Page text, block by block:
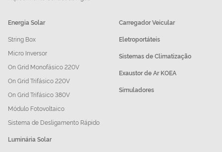
Energia Solar
String Box
Micro Inversor
On Grid Monofásico 220V
On Grid Trifásico 220V
On Grid Trifásico 380V
Módulo Fotovoltaico
Sistema de Desligamento Rápido
Luminária Solar
Carregador Veicular
Eletroportáteis
Sistemas de Climatização
Exaustor de Ar KOEA
Simuladores